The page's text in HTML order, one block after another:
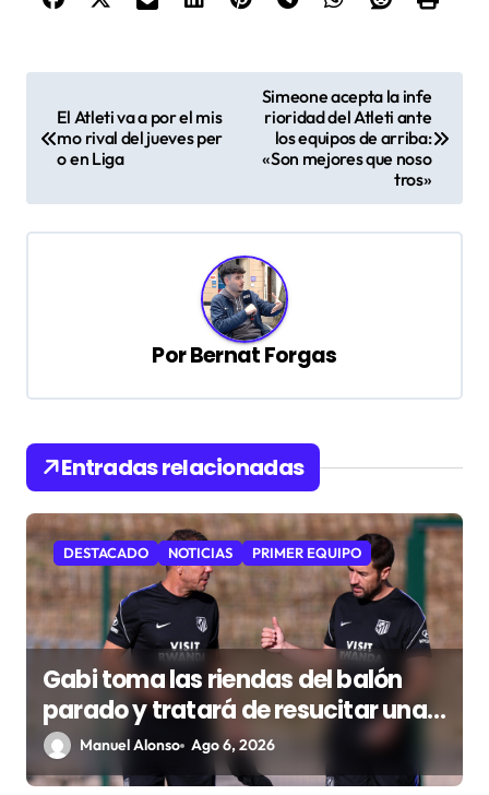
a
e
g
n
d
e
e
n
t
r
a
d
a
s
El Atleti va a por el mis
mo rival del jueves per
o en Liga
Simeone acepta la infe
rioridad del Atleti ante
los equipos de arriba:
«Son mejores que noso
tros»
PorBernat Forgas
Entradas relacionadas
DESTACADO NOTICIAS PRIMER EQUIPO
Gabi toma las riendas del balón
parado y tratará de resucitar una
faceta que Simeone desea
recuperar
Manuel Alonso Ago 6, 2026